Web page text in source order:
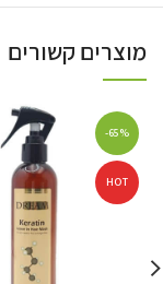
מוצרים קשורים
-65%
HOT